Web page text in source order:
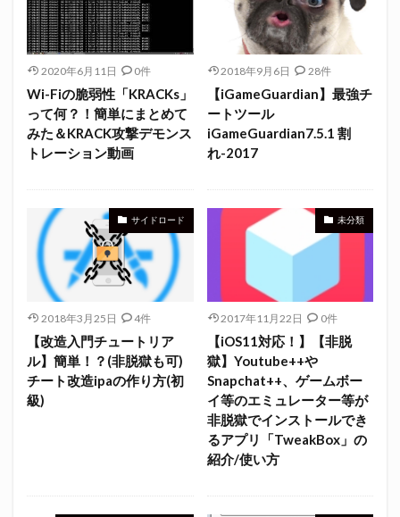
2020年6月11日 0件
Wi-Fiの脆弱性「KRACKs」
って何？！簡単にまとめて
みた＆KRACK攻撃デモンス
トレーション動画
2018年9月6日 28件
【iGameGuardian】最強チ
ートツール
iGameGuardian7.5.1 割
れ-2017
サイドロード
2018年3月25日 4件
【改造入門チュートリア
ル】簡単！？(非脱獄も可)
チート改造ipaの作り方(初
級)
未分類
2017年11月22日 0件
【iOS11対応！】【非脱
獄】Youtube++や
Snapchat++、ゲームボー
イ等のエミュレーター等が
非脱獄でインストールでき
るアプリ「TweakBox」の
紹介/使い方